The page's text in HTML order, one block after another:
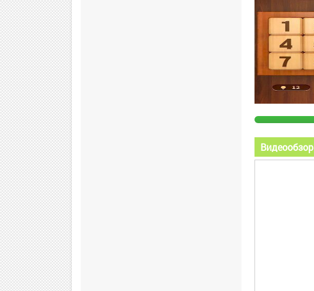
Видеообзор